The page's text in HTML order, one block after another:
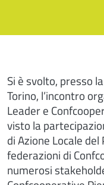
Si è svolto, presso
Torino, l’incontro
Leader e
visto la
di Azione Locale
federazioni di
numerosi